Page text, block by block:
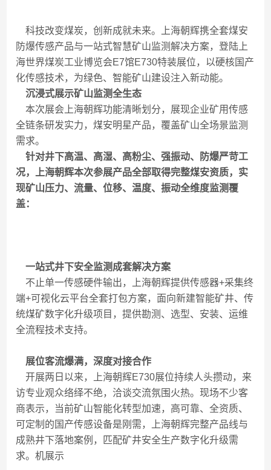
科技改变煤炭，创新成就未来。上海朝辉携全套煤安
防爆传感产品与一站式智慧矿山监测解决方案，登陆上
海世界煤炭工业博览会E7馆E730特装展位，以硬核国产
化传感技术，为绿色、智能矿山建设注入新动能。
沉浸式展示矿山监测全生态
本次展会上海朝辉功能清晰划分，展现企业矿用传感
全链条研发实力，煤安明星产品，覆盖矿山全场景监测
需求。
针对井下高温、高湿、高粉尘、强振动、防爆严苛工
况，上海朝辉本次参展产品全部取得完整煤安资质，实
现矿山压力、流量、位移、温度、振动全维度监测覆
盖：
一站式井下安全监测成套解决方案
不止单一传感硬件输出，上海朝辉提供传感器+采集终
端+可视化云平台全套打包方案，面向新建智能矿井、传
统煤矿数字化升级项目，提供勘测、选型、安装、运维
全流程技术支持。
展位客流爆满，深度对接合作
开展两日以来，上海朝辉E730展位持续人头攒动，来
访专业观众络绎不绝，洽谈交流氛围火热。现场不少客
商表示，当前矿山智能化转型加速，高可靠、全资质、
可定制的国产传感设备是刚需，上海朝辉完整产品线与
成熟井下落地案例，匹配矿井安全生产数字化升级需
求。机展示